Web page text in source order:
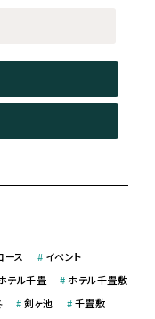
ース # イベント
テル千畳 # ホテル千畳敷
#剣ヶ池 #千畳敷